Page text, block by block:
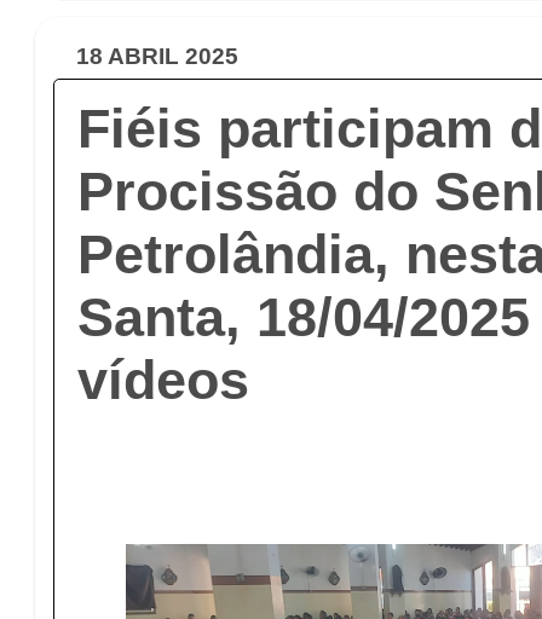
18 ABRIL 2025
Fiéis participam
Procissão do
Petrolândia,
Santa, 18/04/
vídeos